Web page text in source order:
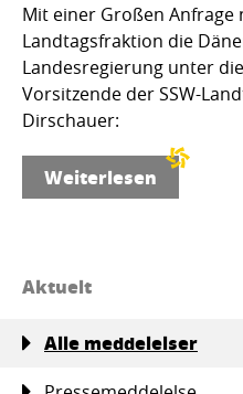
Mit einer Großen Anfrage
Landtagsfraktion die
Landesregierung unter
Vorsitzende der SSW-
Dirschauer:
Weiterlesen
Aktuelt
Alle meddelelser